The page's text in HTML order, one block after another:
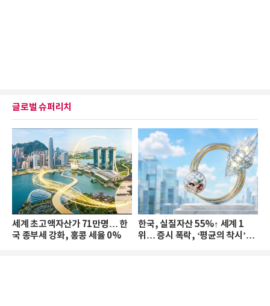
글로벌 슈퍼리치
세계 초고액자산가 71만명… 한
국 종부세 강화, 홍콩 세율 0%
한국, 실질자산 55%↑ 세계 1
위… 증시 폭락, ‘평균의 착시’와